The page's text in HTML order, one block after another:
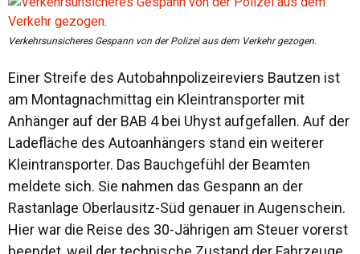
Verkehrsunsicheres Gespann von der Polizei aus dem Verkehr gezogen.
Einer Streife des Autobahnpolizeireviers Bautzen ist
am Montagnachmittag ein Kleintransporter mit
Anhänger auf der BAB 4 bei Uhyst aufgefallen. Auf der
Ladefläche des Autoanhängers stand ein weiterer
Kleintransporter. Das Bauchgefühl der Beamten
meldete sich. Sie nahmen das Gespann an der
Rastanlage Oberlausitz-Süd genauer in Augenschein.
Hier war die Reise des 30-Jährigen am Steuer vorerst